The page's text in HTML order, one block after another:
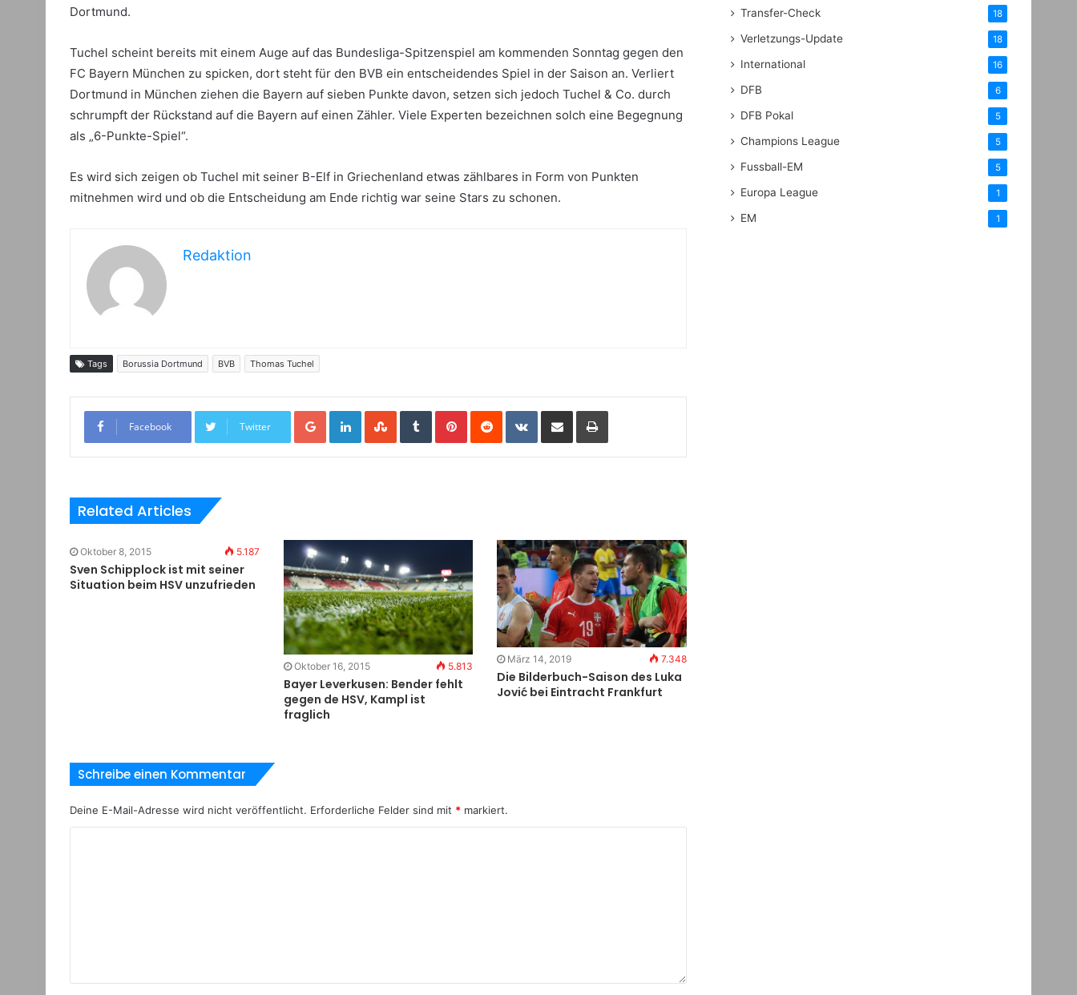
Dortmund.
Tuchel scheint bereits mit einem Auge auf das Bundesliga-Spitzenspiel am kommenden Sonntag gegen den
FC Bayern München zu spicken, dort steht für den BVB ein entscheidendes Spiel in der Saison an. Verliert
Dortmund in München ziehen die Bayern auf sieben Punkte davon, setzen sich jedoch Tuchel & Co. durch
schrumpft der Rückstand auf die Bayern auf einen Zähler. Viele Experten bezeichnen solch eine Begegnung
als „6-Punkte-Spiel“.
Es wird sich zeigen ob Tuchel mit seiner B-Elf in Griechenland etwas zählbares in Form von Punkten
mitnehmen wird und ob die Entscheidung am Ende richtig war seine Stars zu schonen.
Redaktion
Tags Borussia Dortmund BVB Thomas Tuchel
Facebook Twitter
Google+ LinkedIn StumbleUpon Tumblr Pinterest Reddit VKontakte
Related Articles
Oktober 8, 2015 5.187
Sven Schipplock ist mit seiner
Situation beim HSV unzufrieden
Oktober 16, 2015 5.813
Bayer Leverkusen: Bender fehlt
gegen de HSV, Kampl ist
fraglich
März 14, 2019 7.348
Die Bilderbuch-Saison des Luka
Jović bei Eintracht Frankfurt
Schreibe einen Kommentar
Deine E-Mail-Adresse wird nicht veröffentlicht. Erforderliche Felder sind mit * markiert.
Transfer-Check 18
Verletzungs-Update 18
International 16
DFB 6
DFB Pokal 5
Champions League 5
Fussball-EM 5
Europa League 1
EM 1